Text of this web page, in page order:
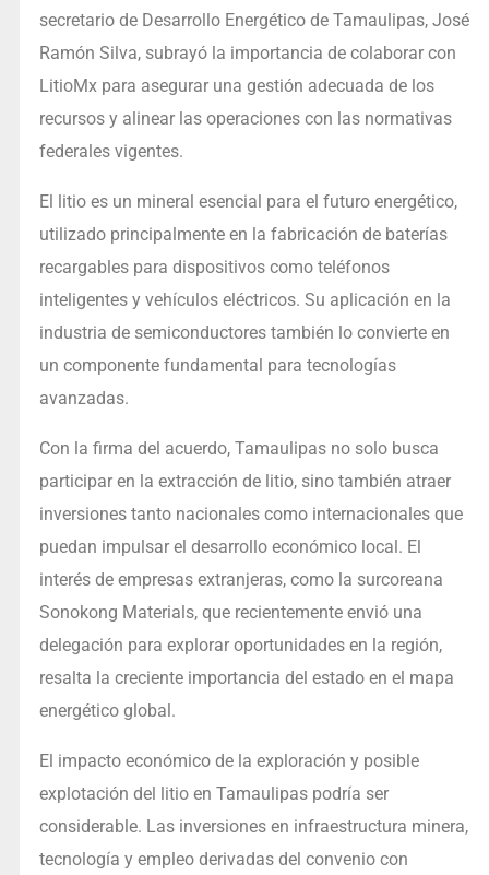
secretario de Desarrollo Energético de Tamaulipas, José
Ramón Silva, subrayó la importancia de colaborar con
LitioMx para asegurar una gestión adecuada de los
recursos y alinear las operaciones con las normativas
federales vigentes.
El litio es un mineral esencial para el futuro energético,
utilizado principalmente en la fabricación de baterías
recargables para dispositivos como teléfonos
inteligentes y vehículos eléctricos. Su aplicación en la
industria de semiconductores también lo convierte en
un componente fundamental para tecnologías
avanzadas.
Con la firma del acuerdo, Tamaulipas no solo busca
participar en la extracción de litio, sino también atraer
inversiones tanto nacionales como internacionales que
puedan impulsar el desarrollo económico local. El
interés de empresas extranjeras, como la surcoreana
Sonokong Materials, que recientemente envió una
delegación para explorar oportunidades en la región,
resalta la creciente importancia del estado en el mapa
energético global.
El impacto económico de la exploración y posible
explotación del litio en Tamaulipas podría ser
considerable. Las inversiones en infraestructura minera,
tecnología y empleo derivadas del convenio con